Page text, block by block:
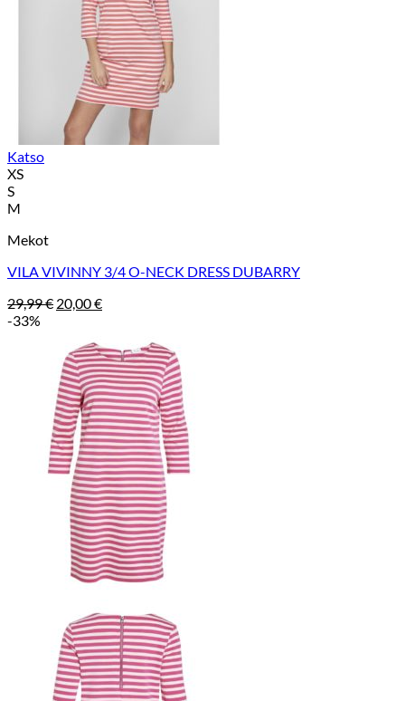
Katso
XS
S
M
Mekot
VILA VIVINNY 3/4 O-NECK DRESS DUBARRY
29,99€ Alkuperäinen
29,99 €.
20,00€Nykyinen
20,00 €.
-33%